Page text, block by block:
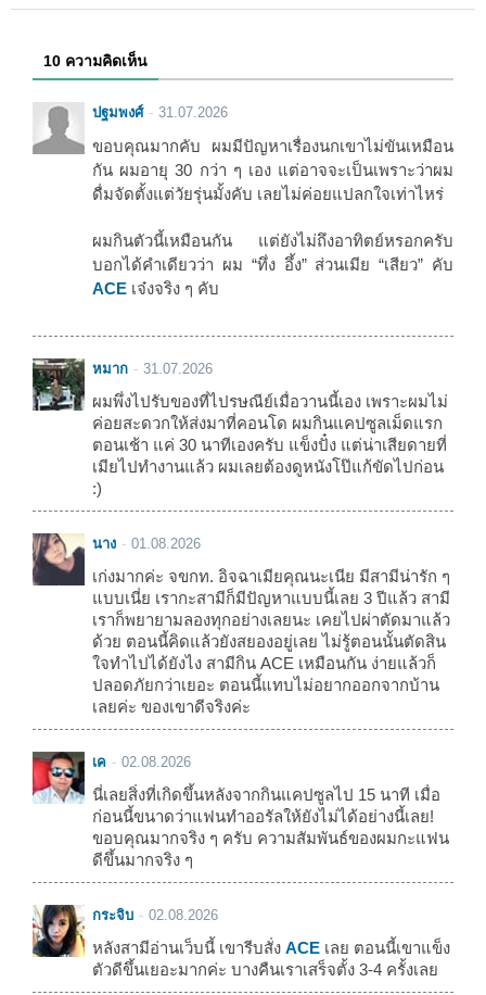
10 ความคิดเห็น
ปฐมพงศ์ 31.07.2026
ขอบคุณมากคับ ผมมีปัญหาเรื่องนกเขาไม่ขันเหมือน
กัน ผมอายุ 30 กว่า ๆ เอง แต่อาจจะเป็นเพราะว่าผม
ดื่มจัดตั้งแต่วัยรุ่นมั้งคับ เลยไม่ค่อยแปลกใจเท่าไหร่
ผมกินตัวนี้เหมือนกัน แต่ยังไม่ถึงอาทิตย์หรอกครับ
บอกได้คำเดียวว่า ผม “ทึ่ง อึ้ง” ส่วนเมีย “เสียว” คับ
ACE เจ๋งจริง ๆ คับ
หมาก 31.07.2026
ผมพึ่งไปรับของที่ไปรษณีย์เมื่อวานนี้เอง เพราะผมไม่
ค่อยสะดวกให้ส่งมาที่คอนโด ผมกินแคปซูลเม็ดแรก
ตอนเช้า แค่ 30 นาทีเองครับ แข็งปั๋ง แต่น่าเสียดายที่
เมียไปทำงานแล้ว ผมเลยต้องดูหนังโป๊แก้ขัดไปก่อน
:)
นาง 01.08.2026
เก่งมากค่ะ จขกท. อิจฉาเมียคุณนะเนีย มีสามีน่ารัก ๆ
แบบเนี่ย เรากะสามีก็มีปัญหาแบบนี้เลย 3 ปีแล้ว สามี
เราก็พยายามลองทุกอย่างเลยนะ เคยไปผ่าตัดมาแล้ว
ด้วย ตอนนี้คิดแล้วยังสยองอยู่เลย ไม่รู้ตอนนั้นตัดสิน
ใจทำไปได้ยังไง สามีกิน ACE เหมือนกัน ง่ายแล้วก็
ปลอดภัยกว่าเยอะ ตอนนี้แทบไม่อยากออกจากบ้าน
เลยค่ะ ของเขาดีจริงค่ะ
เค 02.08.2026
นี่เลยสิ่งที่เกิดขึ้นหลังจากกินแคปซูลไป 15 นาที เมื่อ
ก่อนนี้ขนาดว่าแฟนทำออรัลให้ยังไม่ได้อย่างนี้เลย!
ขอบคุณมากจริง ๆ ครับ ความสัมพันธ์ของผมกะแฟน
ดีขึ้นมากจริง ๆ
กระจิบ 02.08.2026
หลังสามีอ่านเว็บนี้ เขารีบสั่ง ACE เลย ตอนนี้เขาแข็ง
ตัวดีขึ้นเยอะมากค่ะ บางคืนเราเสร็จตั้ง 3-4 ครั้งเลย